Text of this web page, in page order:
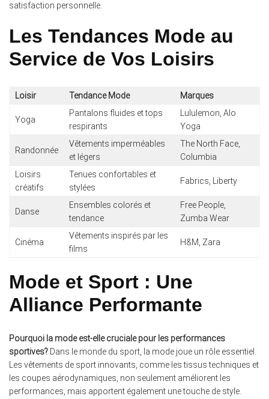
satisfaction personnelle.
Les Tendances Mode au
Service de Vos Loisirs
Loisir Tendance Mode Marques
Yoga
Pantalons fluides et tops
respirants
Lululemon, Alo
Yoga
Randonnée
Vêtements imperméables
et légers
The North Face,
Columbia
Loisirs
créatifs
Tenues confortables et
stylées
Fabrics, Liberty
Danse
Ensembles colorés et
tendance
Free People,
Zumba Wear
Cinéma
Vêtements inspirés par les
films
H&M, Zara
Mode et Sport : Une
Alliance Performante
Pourquoi la mode est-elle cruciale pour les performances
sportives? Dans le monde du sport, la mode joue un rôle essentiel.
Les vêtements de sport innovants, comme les tissus techniques et
les coupes aérodynamiques, non seulement améliorent les
performances, mais apportent également une touche de style.